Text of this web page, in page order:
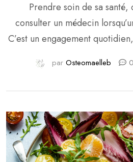
Prendre soin de sa santé,
consulter un médecin
C’est un engagement
bien-être et notre longévité. Ce
[…]
par Osteomaelleb 0